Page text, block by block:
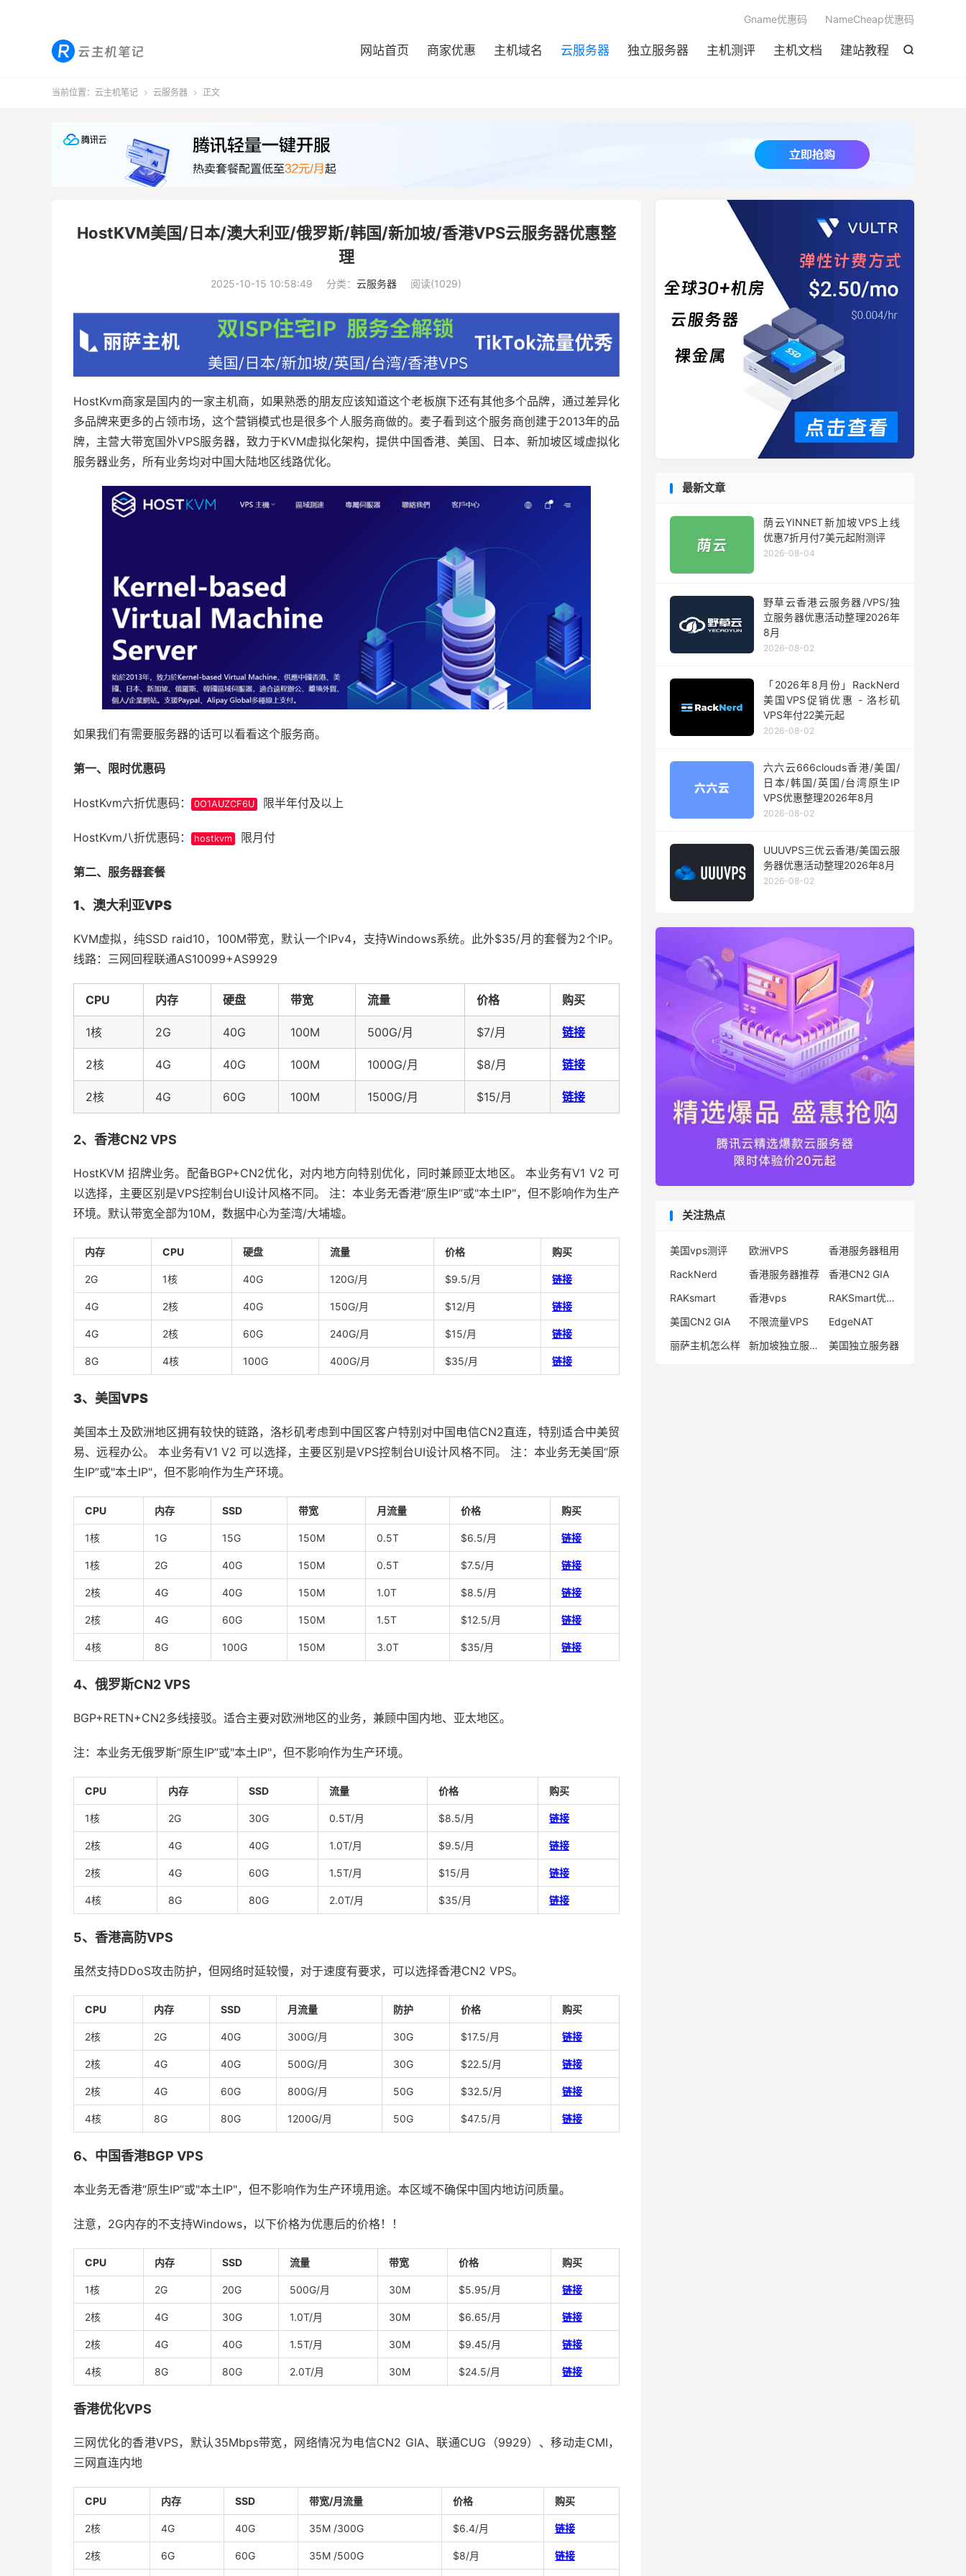

网站首页 商家优惠 主机域名 云服务器 独立服务器 主机测评 主机文档 建站教程
Gname优惠码 NameCheap优惠码
当前位置： 云主机笔记  云服务器  正文
HostKVM美国/日本/澳大利亚/俄罗斯/韩国/新加坡/香港VPS云服务器优惠整
理
2025-10-15 10:58:49 分类： 云服务器 阅读(1029)
HostKvm商家是国内的一家主机商，如果熟悉的朋友应该知道这个老板旗下还有其他多个品牌，通过差异化
多品牌来更多的占领市场，这个营销模式也是很多个人服务商做的。麦子看到这个服务商创建于2013年的品
牌，主营大带宽国外VPS服务器，致力于KVM虚拟化架构，提供中国香港、美国、日本、新加坡区域虚拟化
服务器业务，所有业务均对中国大陆地区线路优化。
如果我们有需要服务器的话可以看看这个服务商。
第一、限时优惠码
HostKvm六折优惠码： 0O1AUZCF6U 限半年付及以上
HostKvm八折优惠码： hostkvm 限月付
第二、服务器套餐
1、澳大利亚VPS
KVM虚拟，纯SSD raid10，100M带宽，默认一个IPv4，支持Windows系统。此外$35/月的套餐为2个IP。
线路：三网回程联通AS10099+AS9929
CPU 内存 硬盘 带宽 流量 价格 购买
1核 2G 40G 100M 500G/月 $7/月 链接
2核 4G 40G 100M 1000G/月 $8/月 链接
2核 4G 60G 100M 1500G/月 $15/月 链接
2、香港CN2 VPS
HostKVM 招牌业务。配备BGP+CN2优化，对内地方向特别优化，同时兼顾亚太地区。 本业务有V1 V2 可
以选择，主要区别是VPS控制台UI设计风格不同。 注：本业务无香港“原生IP”或"本土IP"，但不影响作为生产
环境。默认带宽全部为10M，数据中心为荃湾/大埔墟。
内存 CPU 硬盘 流量 价格 购买
2G 1核 40G 120G/月 $9.5/月 链接
4G 2核 40G 150G/月 $12/月 链接
4G 2核 60G 240G/月 $15/月 链接
8G 4核 100G 400G/月 $35/月 链接
3、美国VPS
美国本土及欧洲地区拥有较快的链路，洛杉矶考虑到中国区客户特别对中国电信CN2直连，特别适合中美贸
易、远程办公。 本业务有V1 V2 可以选择，主要区别是VPS控制台UI设计风格不同。 注：本业务无美国“原
生IP”或"本土IP"，但不影响作为生产环境。
CPU 内存 SSD 带宽 月流量 价格 购买
1核 1G 15G 150M 0.5T $6.5/月 链接
1核 2G 40G 150M 0.5T $7.5/月 链接
2核 4G 40G 150M 1.0T $8.5/月 链接
2核 4G 60G 150M 1.5T $12.5/月 链接
4核 8G 100G 150M 3.0T $35/月 链接
4、俄罗斯CN2 VPS
BGP+RETN+CN2多线接驳。适合主要对欧洲地区的业务，兼顾中国内地、亚太地区。
注：本业务无俄罗斯“原生IP”或"本土IP"，但不影响作为生产环境。
CPU 内存 SSD 流量 价格 购买
1核 2G 30G 0.5T/月 $8.5/月 链接
2核 4G 40G 1.0T/月 $9.5/月 链接
2核 4G 60G 1.5T/月 $15/月 链接
4核 8G 80G 2.0T/月 $35/月 链接
5、香港高防VPS
虽然支持DDoS攻击防护，但网络时延较慢，对于速度有要求，可以选择香港CN2 VPS。
CPU 内存 SSD 月流量 防护 价格 购买
2核 2G 40G 300G/月 30G $17.5/月 链接
2核 4G 40G 500G/月 30G $22.5/月 链接
2核 4G 60G 800G/月 50G $32.5/月 链接
4核 8G 80G 1200G/月 50G $47.5/月 链接
6、中国香港BGP VPS
本业务无香港“原生IP”或"本土IP"，但不影响作为生产环境用途。本区域不确保中国内地访问质量。
注意，2G内存的不支持Windows，以下价格为优惠后的价格！！
CPU 内存 SSD 流量 带宽 价格 购买
1核 2G 20G 500G/月 30M $5.95/月 链接
2核 4G 30G 1.0T/月 30M $6.65/月 链接
2核 4G 40G 1.5T/月 30M $9.45/月 链接
4核 8G 80G 2.0T/月 30M $24.5/月 链接
香港优化VPS
三网优化的香港VPS，默认35Mbps带宽，网络情况为电信CN2 GIA、联通CUG（9929）、移动走CMI，
三网直连内地
CPU 内存 SSD 带宽/月流量 价格 购买
2核 4G 40G 35M /300G $6.4/月 链接
2核 6G 60G 35M /500G $8/月 链接
最新文章
荫云YINNET新加坡VPS上线
优惠7折月付7美元起附测评
2026-08-04
野草云香港云服务器/VPS/独
立服务器优惠活动整理2026年
8月
2026-08-02
「2026年8月份」RackNerd
美国VPS促销优惠 - 洛杉矶
VPS年付22美元起
2026-08-02
六六云666clouds香港/美国/
日本/韩国/英国/台湾原生IP
VPS优惠整理2026年8月
2026-08-02
UUUVPS三优云香港/美国云服
务器优惠活动整理2026年8月
2026-08-02
关注热点
美国vps测评 欧洲VPS
香港服务器租用
RackNerd
香港服务器推荐
香港CN2 GIA
RAKsmart
香港vps
RAKSmart优惠码
美国CN2 GIA
不限流量VPS
EdgeNAT
丽萨主机怎么样
新加坡独立服务器 美国独立服务器